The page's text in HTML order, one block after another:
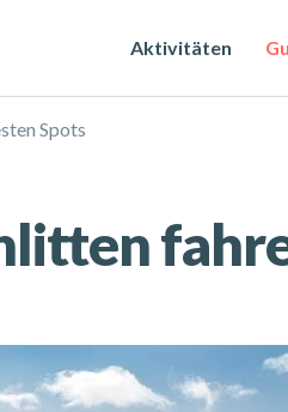
Aktivitäten
Spots